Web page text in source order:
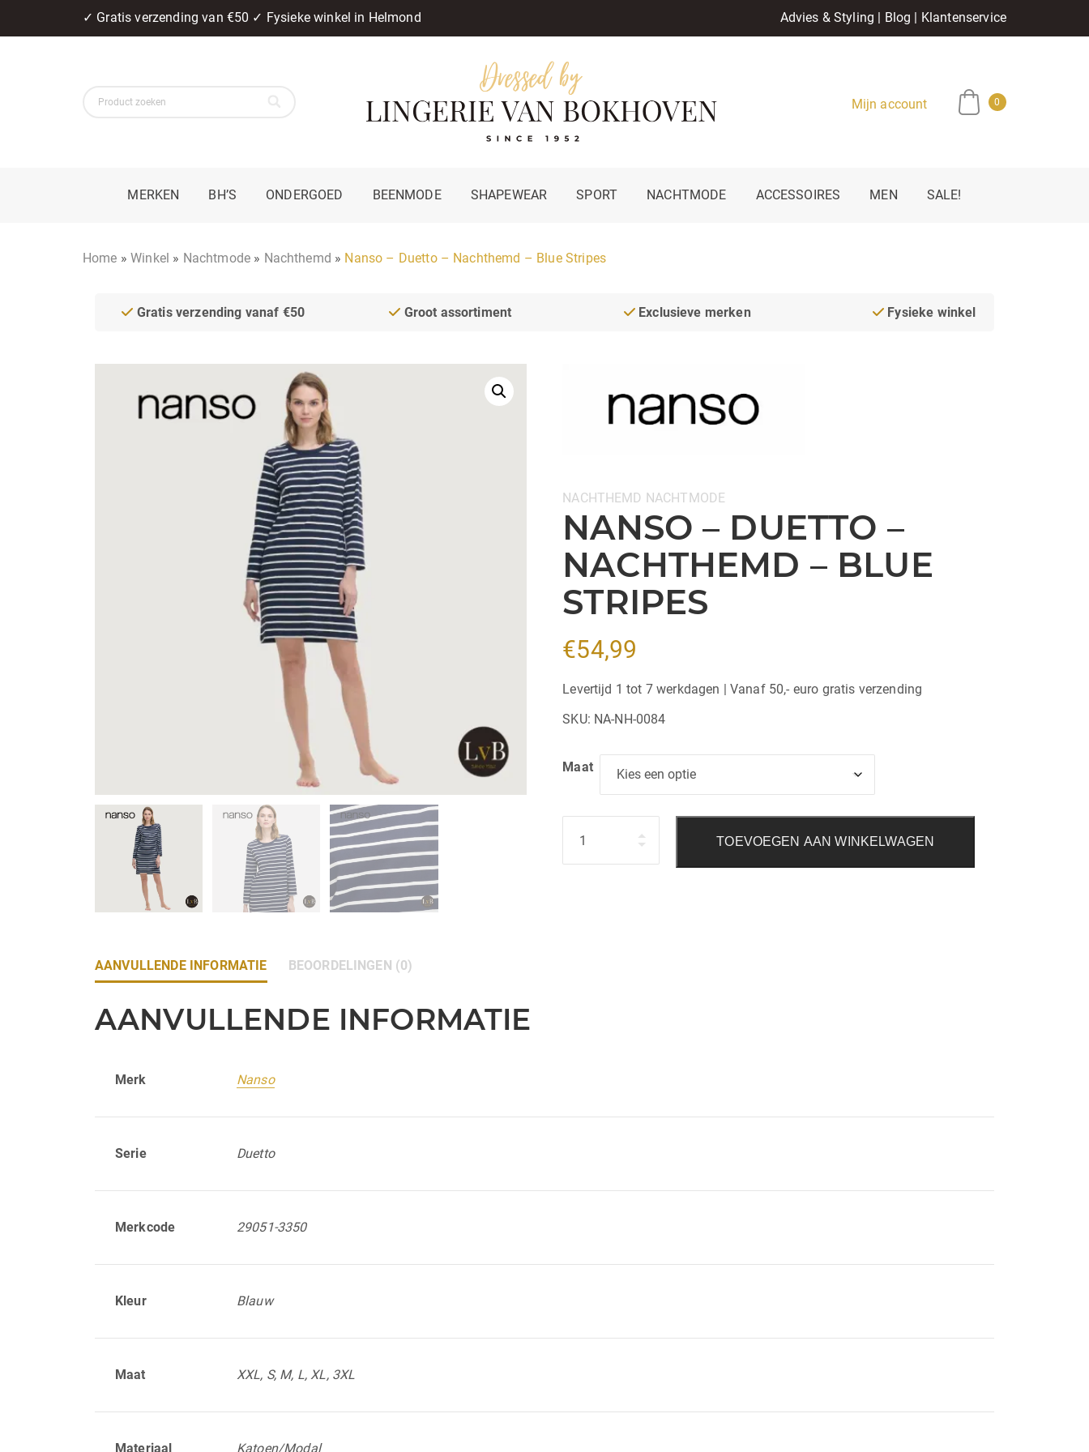
✓ Gratis verzending van €50 ✓ Fysieke winkel in Helmond Advies & Styling | Blog | Klantenservice
Mijn account 0
MERKEN BH’S ONDERGOED BEENMODE SHAPEWEAR SPORT NACHTMODE ACCESSOIRES MEN SALE!
Home »Winkel » Nachtmode » Nachthemd » Nanso – Duetto – Nachthemd – Blue Stripes
Gratis verzending vanaf €50 Groot assortiment Exclusieve merken Fysieke winkel
Categorieën:
NACHTHEMD NACHTMODE
NANSO – DUETTO –
NACHTHEMD – BLUE
STRIPES
€54,99
Levertijd 1 tot 7 werkdagen | Vanaf 50,- euro gratis verzending
SKU: NA-NH-0084
Maat
TOEVOEGEN AAN WINKELWAGEN
AANVULLENDE INFORMATIE BEOORDELINGEN (0)
AANVULLENDE INFORMATIE
Merk Nanso
Serie Duetto
Merkcode 29051-3350
Kleur Blauw
Maat XXL, S, M, L, XL, 3XL
Materiaal Katoen/Modal